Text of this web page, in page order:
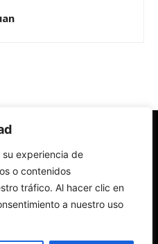
su experiencia de
o contenidos
tráfico. Al hacer clic en
a nuestro uso
católica y la sociedad